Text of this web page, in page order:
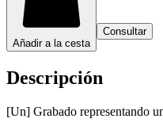
Añadir a la cesta
Consultar
Descripción
[Un] Grabado representando